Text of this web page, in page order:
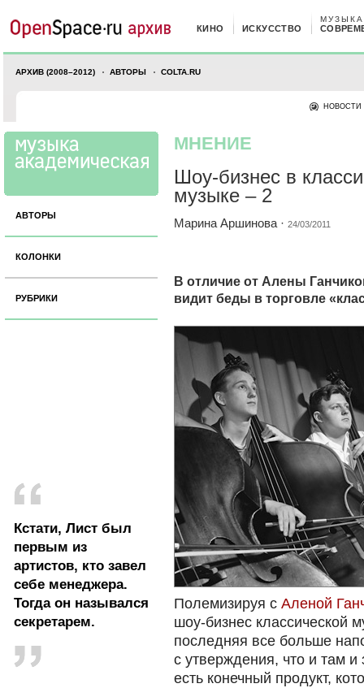
КИНО ИСКУССТВО
МУЗЫКА
АРХИВ (2008–2012) АВТОРЫ COLTA.RU
НОВОСТИ
АВТОРЫ
КОЛОНКИ
РУБРИКИ
Кстати, Лист был
первым из
артистов, кто завел
себе менеджера.
Тогда он назывался
секретарем.
МНЕНИЕ
Шоу-бизнес в
музыке – 2
Марина Аршинова · 24/03/2011
В отличие от Алены
видит беды в торговле
Полемизируя с Аленой
шоу-бизнес классической
последняя все больше
с утверждения, что и там и
есть конечный продукт,